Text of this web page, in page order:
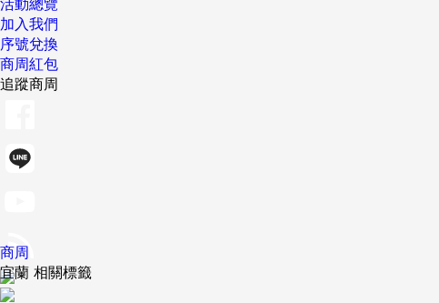
加入我們
序號兌換
商周紅包
追蹤商周
商周
宜蘭 相關標籤